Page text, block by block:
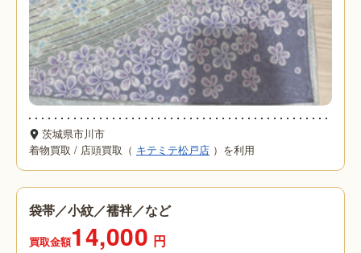
茨城県市川市
着物買取 / 店頭買取（ キテミテ松戸店 ）を利用
袋帯／小紋／襦袢／など
買取金額14,000 円